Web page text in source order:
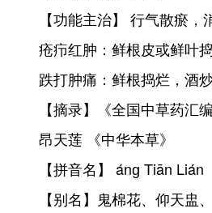
【功能主治】 行气散瘀，
疮疖红肿：鲜根皮或鲜叶
跌打肿痛：鲜根捣烂，酒
【摘录】《全国中草药汇编
昂天莲 《中华本草》
【拼音名】 ánɡ Tiān Lián
【别名】鬼棉花、仰天盅